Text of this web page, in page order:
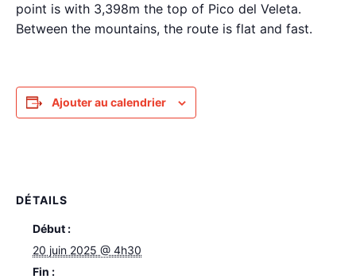
point is with 3,398m the top of Pico del Veleta.
Between the mountains, the route is flat and fast.
Ajouter au calendrier
DÉTAILS
Début :
20 juin 2025 @ 4h30
Fin :